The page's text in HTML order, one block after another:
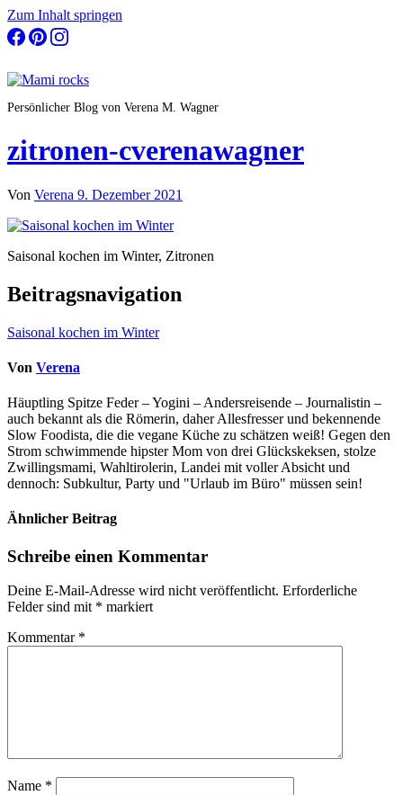
Zum Inhalt springen
Persönlicher Blog von Verena M. Wagner
zitronen-cverenawagner
Von Verena 9. Dezember 2021
Saisonal kochen im Winter, Zitronen
Beitragsnavigation
Saisonal kochen im Winter
Von Verena
Häuptling Spitze Feder – Yogini – Andersreisende – Journalistin –
auch bekannt als die Römerin, daher Allesfresser und bekennende
Slow Foodista, die die vegane Küche zu schätzen weiß! Gegen den
Strom schwimmende hipster Mom von drei Glückskeksen, stolze
Zwillingsmami, Wahltirolerin, Landei mit voller Absicht und
dennoch: Subkultur, Party und "Urlaub im Büro" müssen sein!
Ähnlicher Beitrag
Schreibe einen Kommentar
Deine E-Mail-Adresse wird nicht veröffentlicht. Erforderliche
Felder sind mit * markiert
Kommentar *
Name *